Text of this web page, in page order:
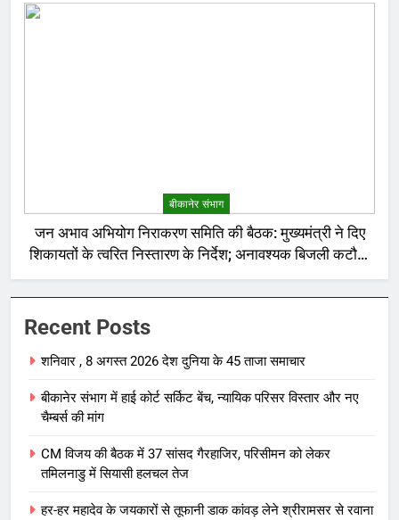
बीकानेर संभाग
जन अभाव अभियोग निराकरण समिति की बैठक: मुख्यमंत्री ने दिए
शिकायतों के त्वरित निस्तारण के निर्देश; अनावश्यक बिजली कटौती
पर सख्त रुख
Recent Posts
शनिवार , 8 अगस्त 2026 देश दुनिया के 45 ताजा समाचार
बीकानेर संभाग में हाई कोर्ट सर्किट बेंच, न्यायिक परिसर विस्तार और नए
चैम्बर्स की मांग
CM विजय की बैठक में 37 सांसद गैरहाजिर, परिसीमन को लेकर
तमिलनाडु में सियासी हलचल तेज
हर-हर महादेव के जयकारों से तूफानी डाक कांवड़ लेने श्रीरामसर से रवाना